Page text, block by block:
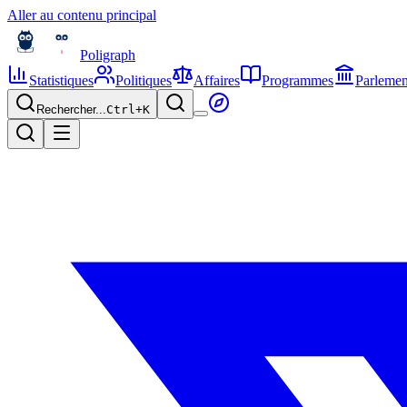
Aller au contenu principal
Poligraph
Statistiques
Politiques Affaires Programmes
Rechercher...Ctrl+K